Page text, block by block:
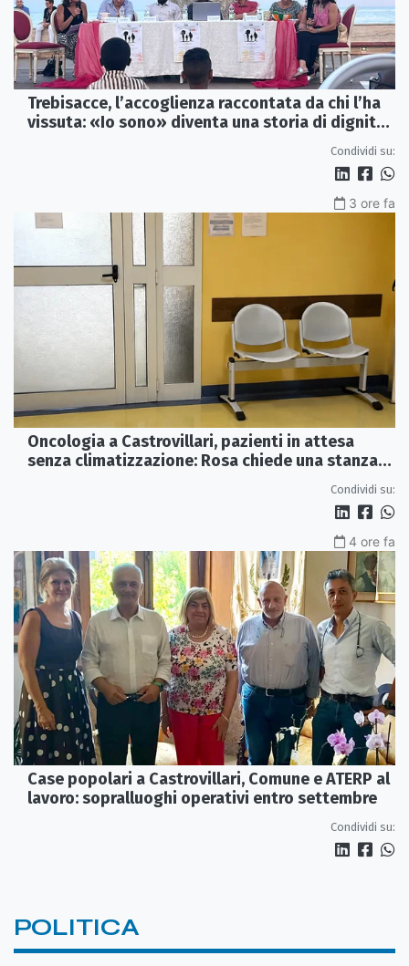
Trebisacce, l’accoglienza raccontata da chi l’ha
vissuta: «Io sono» diventa una storia di dignità
Condividi su:
3 ore fa
Oncologia a Castrovillari, pazienti in attesa
senza climatizzazione: Rosa chiede una stanza
Condividi su:
4 ore fa
Case popolari a Castrovillari, Comune e ATERP al
lavoro: sopralluoghi operativi entro settembre
Condividi su:
POLITICA